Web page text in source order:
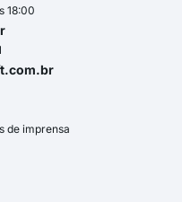
18:00
de imprensa